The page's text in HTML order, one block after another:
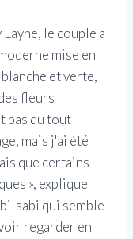
le couple a
mise en
et verte,
fleurs
pas du tout
mais j'ai été
que certains
», explique
sabi qui semble
regarder en